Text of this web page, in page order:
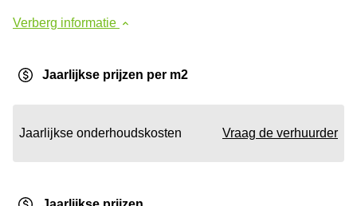
Verberg informatie
Jaarlijkse prijzen per m2
Jaarlijkse onderhoudskosten Vraag de verhuurder